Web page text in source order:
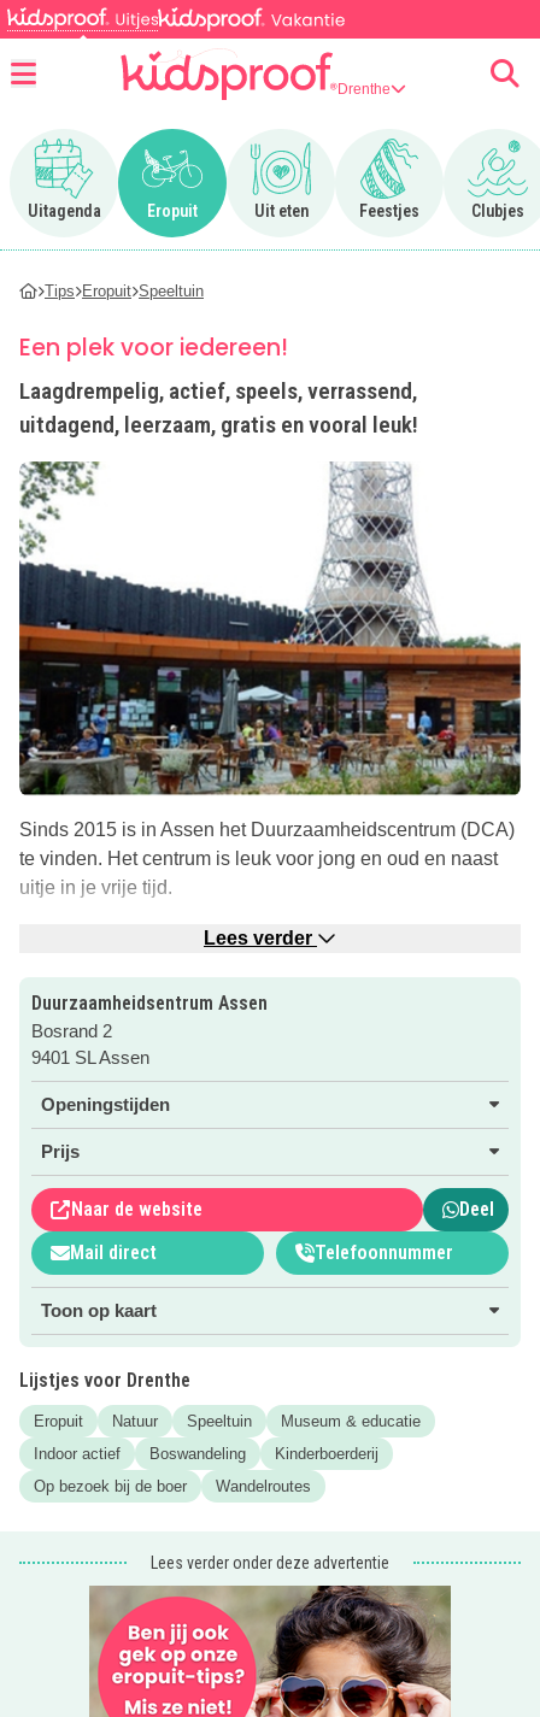
Drenthe
Uitagenda
Ga naar Uitagenda
Eropuit
Ga naar Eropuit
Uit eten
Ga naar Uit eten
Feestjes
Ga naar Feestjes
Clubjes
Ga
Tips Eropuit Speeltuin
Een plek voor iedereen!
Laagdrempelig, actief, speels, verrassend,
uitdagend, leerzaam, gratis en vooral leuk!
Sinds 2015 is in Assen het Duurzaamheidscentrum (DCA)
te vinden. Het centrum is leuk voor jong en oud en naast
uitje in je vrije tijd.
Er zijn dagelijks verschillende activiteiten te doen,
centrum zijn er wandelroutes te lopen in het Asserbos.
Het Duurzaamheidscentrum beschikt over horeca
gelegenheden met uitzicht op het Asserbos en
kinderboerderij De Hofstede.
Parkeren is mogelijk op parkeerterrein de Stadsbroek. Om
hier te komen kan de Bonte Wever aangehouden worden.
Vanaf het parkeerterrein is het ongeveer 200 meter lopen.
Nieuwsgierig geworden? Klik op de “roze website” button!
Lees verder
Duurzaamheidsentrum Assen
Bosrand 2
9401 SL Assen
Openingstijden
Prijs
Naar de website
Deel
Mail direct
Telefoonnummer
Toon op kaart
Lijstjes voor Drenthe
Eropuit Natuur Speeltuin
Museum & educatie
Indoor actief
Boswandeling
Kinderboerderij
Op bezoek bij de boer
Wandelroutes
Lees verder onder deze advertentie